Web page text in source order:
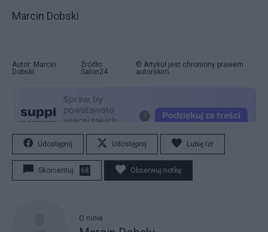
Marcin Dobski
Autor: Marcin
Dobski
Źródło:
Salon24
© Artykuł jest chroniony prawem
autorskim.
Udostępnij Udostępnij Lubię to!
Skomentuj 68 Obserwuj notkę
O mnie